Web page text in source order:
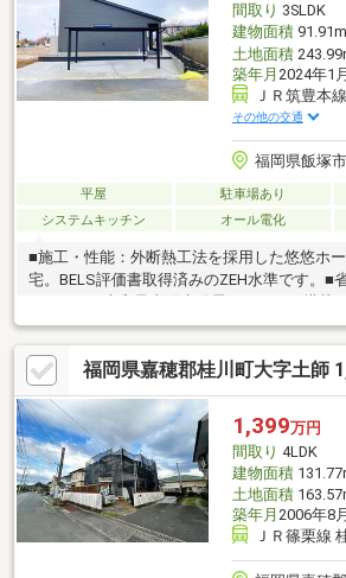
間取り 3SLDK
建物面積91.91m
土地面積
築年月 2024年1
ＪＲ筑豊本
その他の交通
福岡県飯塚
平屋 駐車場あり
システムキッチン
オール電化
■施工・性能：外断熱工法を採用した悠悠ホ
宅。BELS評価書取得済みのZEH水準です。■
り：家族が集うLDKは23帖。ロフトやファミ
ど収納も充実しています。■住宅設備：家中
する元付浄水活水器を採用。食洗機や全熱交
搭載。■安心の長期保証：シロアリ防除10年
の長期保証付きです。
福岡県嘉穂郡桂川町大字土師
1,399万円
間取り 4LDK
建物面積
土地面積
築年月 2006年8
ＪＲ篠栗線